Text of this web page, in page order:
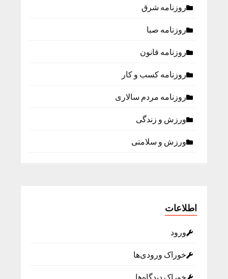
روزنامه شرق
روزنامه صبا
روزنامه قانون
روزنامه كسب و كار
روزنامه مردم سالاری
ورزش و زندگی
ورزش و سلامتی
اطلاعات
ورود
خوراک ورودی‌ها
خوراک دیدگاه‌ها